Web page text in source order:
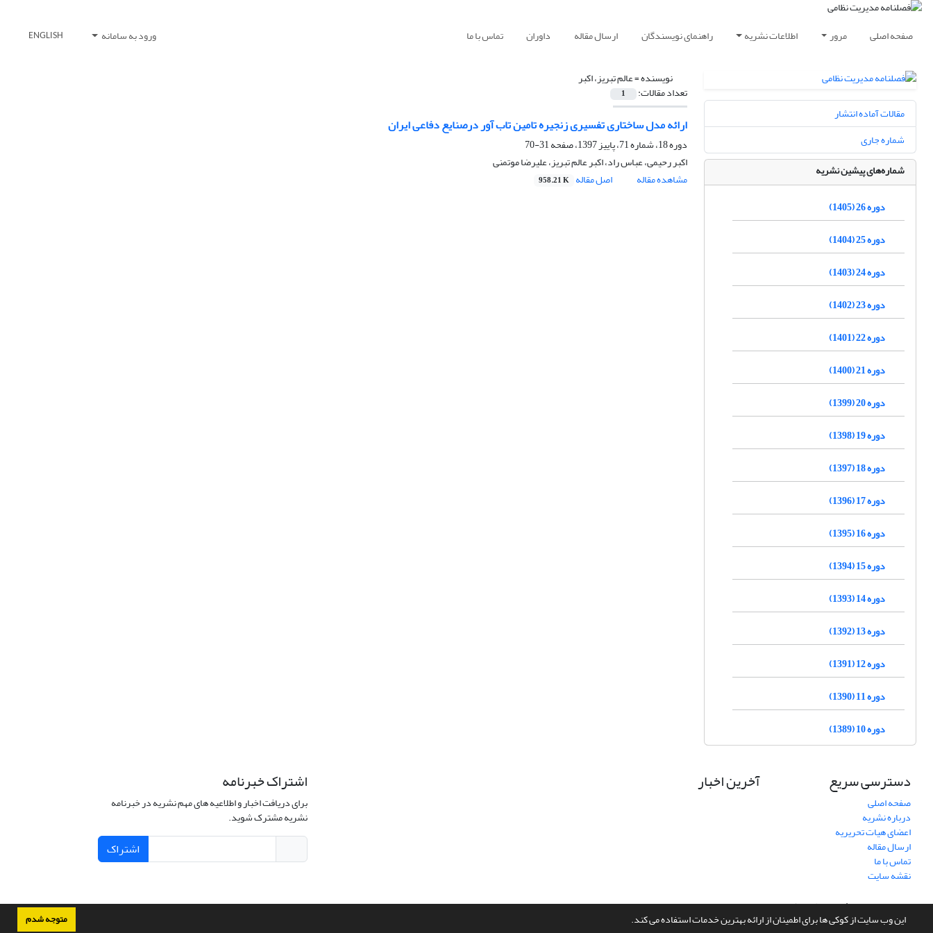
این وب سایت از کوکی ها برای اطمینان از ارائه بهترین خدمات استفاده می کند. متوجه شدم
صفحه اصلی مرور اطلاعات نشریه راهنمای نویسندگان ارسال مقاله داوران تماس با ما ورود به سامانه ENGLISH
نویسنده =عالم تبریز، اکبر
تعداد مقالات: 1
ارائه مدل ساختاری تفسیری زنجیره تامین تاب آور درصنایع دفاعی ایران
دوره 18، شماره 71، پاییز 1397، صفحه
31-70
اکبر رحیمی، عباس راد، اکبر عالم تبریز، علیرضا موتمنی
مشاهده مقاله
اصل مقاله 958.21 K
مقالات آماده انتشار
شماره جاری
شماره‌های پیشین نشریه
دوره 26 (1405)
دوره 25 (1404)
دوره 24 (1403)
دوره 23 (1402)
دوره 22 (1401)
دوره 21 (1400)
دوره 20 (1399)
دوره 19 (1398)
دوره 18 (1397)
دوره 17 (1396)
دوره 16 (1395)
دوره 15 (1394)
دوره 14 (1393)
دوره 13 (1392)
دوره 12 (1391)
دوره 11 (1390)
دوره 10 (1389)
دسترسی سریع
صفحه اصلی
درباره نشریه
اعضای هیات تحریریه
ارسال مقاله
تماس با ما
نقشه سایت
آخرین اخبار اشتراک خبرنامه
برای دریافت اخبار و اطلاعیه های مهم نشریه در خبرنامه
نشریه مشترک شوید.
اشتراک
سامانه مدیریت نشریات علمی.طراحی و پیاده سازی ازسیناوب